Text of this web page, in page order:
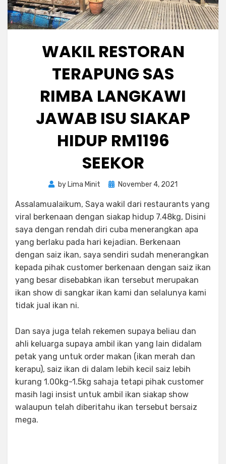
WAKIL RESTORAN
TERAPUNG SAS
RIMBA LANGKAWI
JAWAB ISU SIAKAP
HIDUP RM1196
SEEKOR
by Lima Minit
PostedNovember 4, 2021
Assalamualaikum, Saya wakil dari restaurants yang
viral berkenaan dengan siakap hidup 7.48kg, Disini
saya dengan rendah diri cuba menerangkan apa
yang berlaku pada hari kejadian. Berkenaan
dengan saiz ikan, saya sendiri sudah menerangkan
kepada pihak customer berkenaan dengan saiz ikan
yang besar disebabkan ikan tersebut merupakan
ikan show di sangkar ikan kami dan selalunya kami
tidak jual ikan ni.
Dan saya juga telah rekemen supaya beliau dan
ahli keluarga supaya ambil ikan yang lain didalam
petak yang untuk order makan (ikan merah dan
kerapu), saiz ikan di dalam lebih kecil saiz lebih
kurang 1.00kg-1.5kg sahaja tetapi pihak customer
masih lagi insist untuk ambil ikan siakap show
walaupun telah diberitahu ikan tersebut bersaiz
mega.